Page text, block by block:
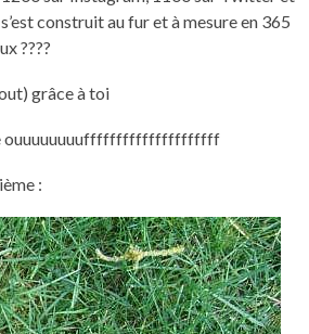
construit au fur et à mesure en 365
????
grâce à toi
ouuuuuuuufffffffffffffffffffff
: